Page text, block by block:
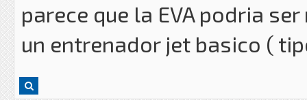
parece que la EVA podria
un entrenador jet basico (